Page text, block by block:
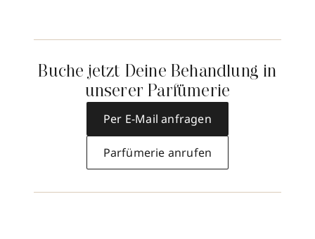
Buche jetzt Deine Behandlung in
unserer Parfümerie
Per E-Mail anfragen
Parfümerie anrufen